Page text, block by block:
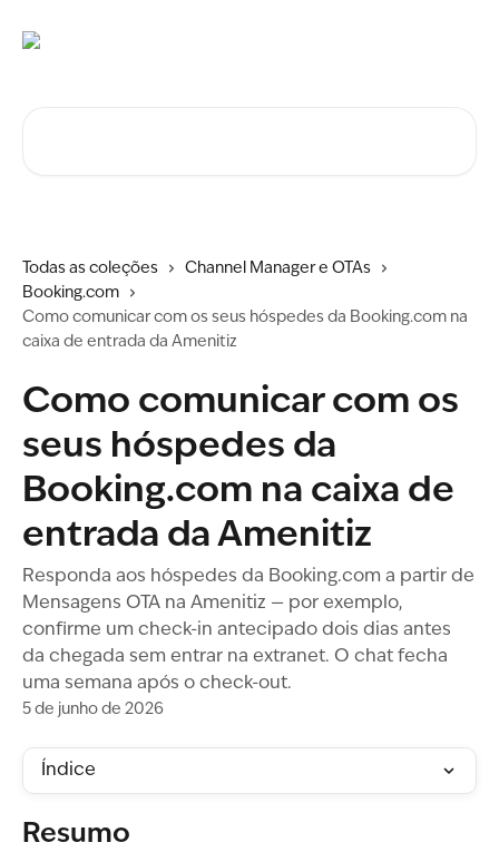
Todas as coleções
Channel Manager e OTAs
Booking.com
Como comunicar com os seus hóspedes da Booking.com na
caixa de entrada da Amenitiz
Como comunicar com os
seus hóspedes da
Booking.com na caixa de
entrada da Amenitiz
Responda aos hóspedes da Booking.com a partir de
Mensagens OTA na Amenitiz — por exemplo,
confirme um check-in antecipado dois dias antes
da chegada sem entrar na extranet. O chat fecha
uma semana após o check-out.
5 de junho de 2026
Índice
Resumo